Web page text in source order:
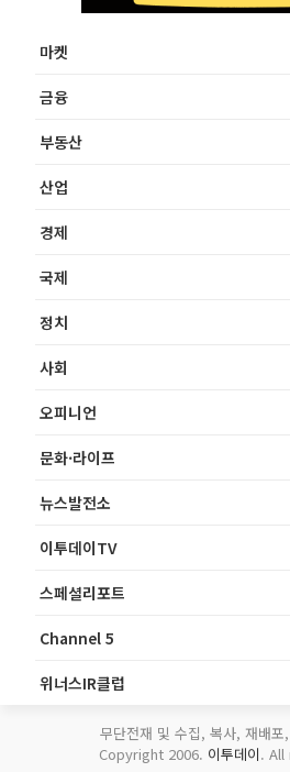
마켓
금융
부동산
산업
경제
국제
정치
사회
오피니언
문화·라이프
뉴스발전소
이투데이TV
스페셜리포트
Channel 5
위너스IR클럽
무단전재 및 수집, 복사, 재배포
Copyright 2006. 이투데이.